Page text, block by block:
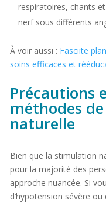
respiratoires, chants
nerf sous différents
À voir aussi : Fasciite
soins efficaces et
Précautions
méthodes
naturelle
Bien que la stimulation
pour la majorité des
approche nuancée. Si
d’hypotension sévère